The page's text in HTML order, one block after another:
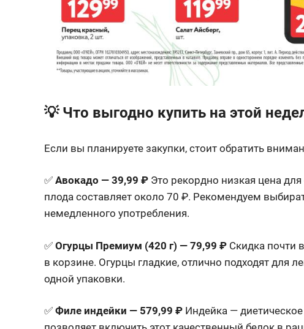
💡 Что выгодно купить на этой
Если вы планируете закупки, стоит обратить
✅ Авокадо — 39,99 ₽ Это рекордно низкая цена
плода составляет около 70 ₽. Рекомендуем
немедленного употребления.
✅ Огурцы Премиум (420 г) — 79,99 ₽ Скидка почти
в корзине. Огурцы гладкие, отлично подходят для
одной упаковки.
✅ Филе индейки — 579,99 ₽ Индейка —